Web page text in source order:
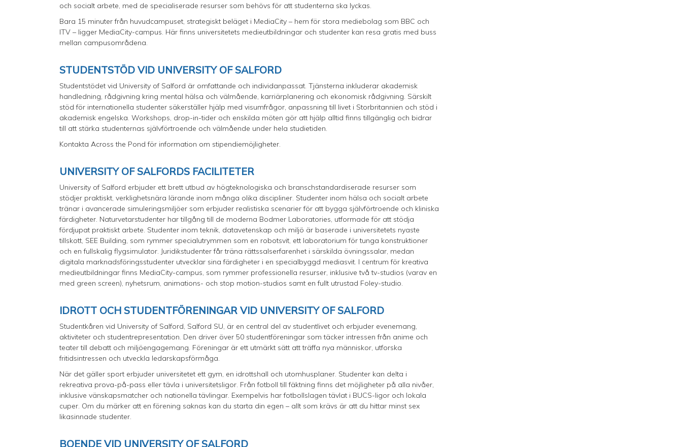
och socialt arbete, med de specialiserade resurser som behövs för att studenterna ska lyckas.
Bara 15 minuter från huvudcampuset, strategiskt beläget i MediaCity – hem för stora mediebolag som BBC och
ITV – ligger MediaCity-campus. Här finns universitetets medieutbildningar och studenter kan resa gratis med buss
mellan campusområdena.
STUDENTSTÖD VID UNIVERSITY OF SALFORD
Studentstödet vid University of Salford är omfattande och individanpassat. Tjänsterna inkluderar akademisk
handledning, rådgivning kring mental hälsa och välmående, karriärplanering och ekonomisk rådgivning. Särskilt
stöd för internationella studenter säkerställer hjälp med visumfrågor, anpassning till livet i Storbritannien och stöd i
akademisk engelska. Workshops, drop-in-tider och enskilda möten gör att hjälp alltid finns tillgänglig och bidrar
till att stärka studenternas självförtroende och välmående under hela studietiden.
Kontakta Across the Pond för information om stipendiemöjligheter.
UNIVERSITY OF SALFORDS FACILITETER
University of Salford erbjuder ett brett utbud av högteknologiska och branschstandardiserade resurser som
stödjer praktiskt, verklighetsnära lärande inom många olika discipliner. Studenter inom hälsa och socialt arbete
tränar i avancerade simuleringsmiljöer som erbjuder realistiska scenarier för att bygga självförtroende och kliniska
färdigheter. Naturvetarstudenter har tillgång till de moderna Bodmer Laboratories, utformade för att stödja
fördjupat praktiskt arbete. Studenter inom teknik, datavetenskap och miljö är baserade i universitetets nyaste
tillskott, SEE Building, som rymmer specialutrymmen som en robotsvit, ett laboratorium för tunga konstruktioner
och en fullskalig flygsimulator. Juridikstudenter får träna rättssalserfarenhet i särskilda övningssalar, medan
digitala marknadsföringsstudenter utvecklar sina färdigheter i en specialbyggd mediasvit. I centrum för kreativa
medieutbildningar finns MediaCity-campus, som rymmer professionella resurser, inklusive två tv-studios (varav en
med green screen), nyhetsrum, animations- och stop motion-studios samt en fullt utrustad Foley-studio.
IDROTT OCH STUDENTFÖRENINGAR VID UNIVERSITY OF SALFORD
Studentkåren vid University of Salford, Salford SU, är en central del av studentlivet och erbjuder evenemang,
aktiviteter och studentrepresentation. Den driver över 50 studentföreningar som täcker intressen från anime och
teater till debatt och miljöengagemang. Föreningar är ett utmärkt sätt att träffa nya människor, utforska
fritidsintressen och utveckla ledarskapsförmåga.
När det gäller sport erbjuder universitetet ett gym, en idrottshall och utomhusplaner. Studenter kan delta i
rekreativa prova-på-pass eller tävla i universitetsligor. Från fotboll till fäktning finns det möjligheter på alla nivåer,
inklusive vänskapsmatcher och nationella tävlingar. Exempelvis har fotbollslagen tävlat i BUCS-ligor och lokala
cuper. Om du märker att en förening saknas kan du starta din egen – allt som krävs är att du hittar minst sex
likasinnade studenter.
BOENDE VID UNIVERSITY OF SALFORD